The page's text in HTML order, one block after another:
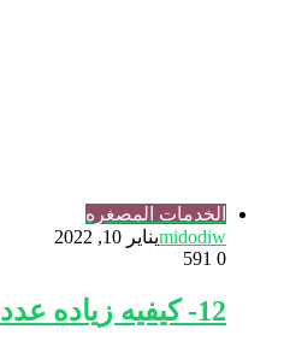
الخدمات المصغره
midodiwيناير 10, 2022
0
12- كيفيه زياده عدد المتابعين او ساعات المشاهده او لايكات للبيدجات وخدمات تانيه كتير